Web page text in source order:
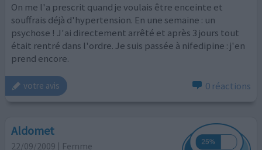
On me l'a prescrit quand je voulais être enceinte et
souffrais déjà d'hypertension. En une semaine : un
psychose ! J'ai directement arrêté et après 3 jours tout
était rentré dans l'ordre. Je suis passée à nifedipine : j'en
prend encore.
votre avis 0 réactions
Aldomet
22/09/2009 | Femme